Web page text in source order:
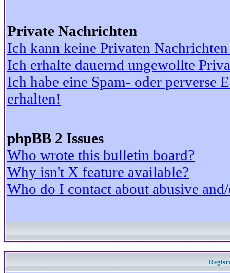
Private Nachrichten
Ich kann keine Privaten
Ich erhalte dauernd ungewollte
Ich habe eine Spam- oder perverse
erhalten!
phpBB 2 Issues
Who wrote this bulletin board?
Why isn't X feature available?
Who do I contact about abusive